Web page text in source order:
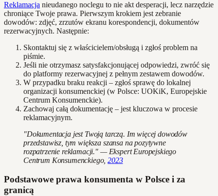
Reklamacja nieudanego noclegu to nie akt desperacji, lecz narzędzie
chroniące Twoje prawa. Pierwszym krokiem jest zebranie
dowodów: zdjęć, zrzutów ekranu korespondencji, dokumentów
rezerwacyjnych. Następnie:
Skontaktuj się z właścicielem/obsługą i zgłoś problem na
piśmie.
Jeśli nie otrzymasz satysfakcjonującej odpowiedzi, zwróć się
do platformy rezerwacyjnej z pełnym zestawem dowodów.
W przypadku braku reakcji – zgłoś sprawę do lokalnej
organizacji konsumenckiej (w Polsce: UOKiK, Europejskie
Centrum Konsumenckie).
Zachowaj całą dokumentację – jest kluczowa w procesie
reklamacyjnym.
"Dokumentacja jest Twoją tarczą. Im więcej dowodów
przedstawisz, tym większa szansa na pozytywne
rozpatrzenie reklamacji." — Ekspert Europejskiego
Centrum Konsumenckiego,2023
Podstawowe prawa konsumenta w Polsce i za
granicą